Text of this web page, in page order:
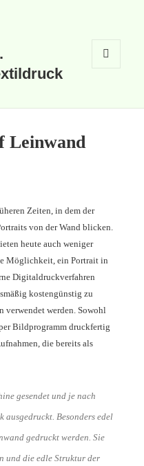
Leinwand
Zeiten, in dem der
von der Wand blicken.
heute auch weniger
Möglichkeit, ein Portrait in
Digitaldruckverfahren
kostengünstig zu
verwendet werden. Sowohl
Bildprogramm druckfertig
die bereits als
gesendet und je nach
ausgedruckt. Besonders edel
gedruckt werden. Sie
und die edle Struktur der